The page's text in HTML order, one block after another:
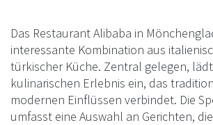
Das Restaurant Alibaba in
interessante Kombination aus
türkischer Küche. Zentral gelegen,
kulinarischen Erlebnis ein, das
modernen Einflüssen verbindet. Die
umfasst eine Auswahl an Gerichten,